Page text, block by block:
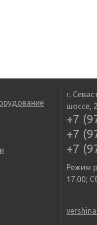
г.
шоссе,
+7
+7
+7
Режим
17.00;